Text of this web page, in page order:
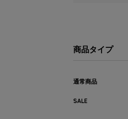
商品タイプ
通常商品
SALE